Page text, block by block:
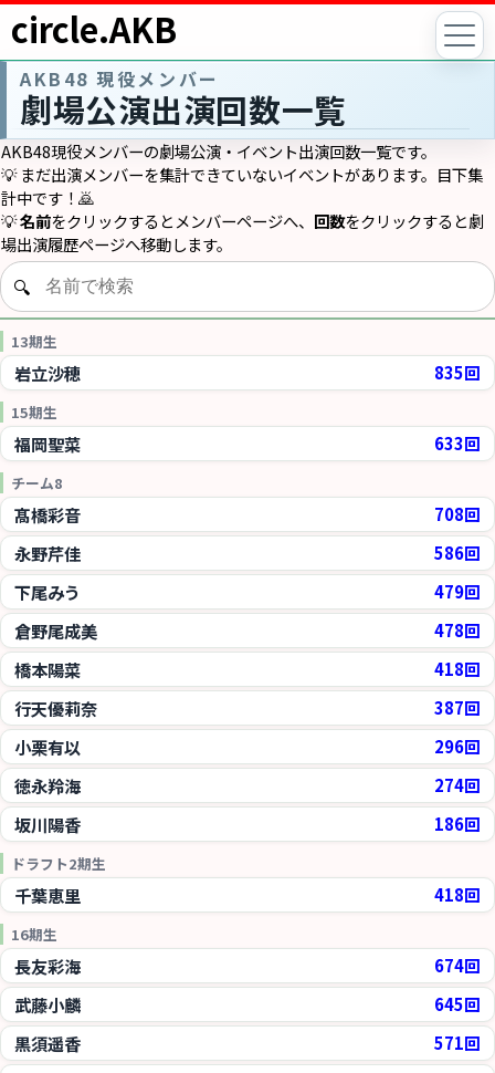
circle.AKB
AKB48 現役メンバー
劇場公演出演回数一覧
AKB48現役メンバーの劇場公演・イベント出演回数一覧です。
💡 まだ出演メンバーを集計できていないイベントがあります。目下集
計中です！🙇
💡名前をクリックするとメンバーページへ、 回数をクリックすると劇
場出演履歴ページへ移動します。
13期生
岩立沙穂 835回
15期生
福岡聖菜 633回
チーム8
髙橋彩音 708回
永野芹佳 586回
下尾みう 479回
倉野尾成美 478回
橋本陽菜 418回
行天優莉奈 387回
小栗有以 296回
徳永羚海 274回
坂川陽香 186回
ドラフト2期生
千葉恵里 418回
16期生
長友彩海 674回
武藤小麟 645回
黒須遥香 571回